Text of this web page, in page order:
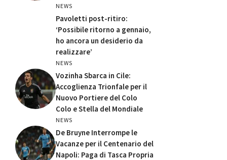
NEWS
Pavoletti post-ritiro:
‘Possibile ritorno a gennaio,
ho ancora un desiderio da
realizzare’
NEWS
Vozinha Sbarca in Cile:
Accoglienza Trionfale per il
Nuovo Portiere del Colo
Colo e Stella del Mondiale
NEWS
De Bruyne Interrompe le
Vacanze per il Centenario del
Napoli: Paga di Tasca Propria